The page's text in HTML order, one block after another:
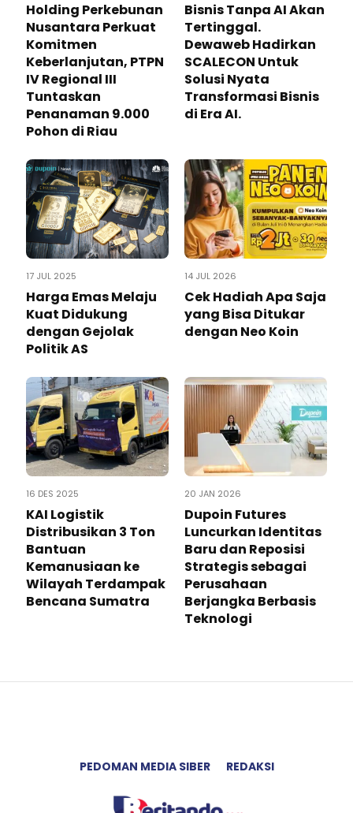
Holding Perkebunan
Nusantara Perkuat
Komitmen
Keberlanjutan, PTPN
IV Regional III
Tuntaskan
Penanaman 9.000
Pohon di Riau
Bisnis Tanpa AI Akan
Tertinggal.
Dewaweb Hadirkan
SCALECON Untuk
Solusi Nyata
Transformasi Bisnis
di Era AI.
17 JUL 2025
Harga Emas Melaju
Kuat Didukung
dengan Gejolak
Politik AS
14 JUL 2026
Cek Hadiah Apa Saja
yang Bisa Ditukar
dengan Neo Koin
16 DES 2025
KAI Logistik
Distribusikan 3 Ton
Bantuan
Kemanusiaan ke
Wilayah Terdampak
Bencana Sumatra
20 JAN 2026
Dupoin Futures
Luncurkan Identitas
Baru dan Reposisi
Strategis sebagai
Perusahaan
Berjangka Berbasis
Teknologi
PEDOMAN MEDIA SIBER REDAKSI